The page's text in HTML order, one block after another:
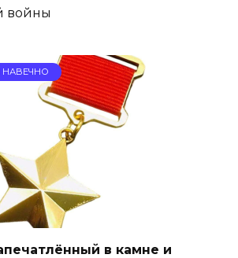
войны
НАВЕЧНО
в камне и